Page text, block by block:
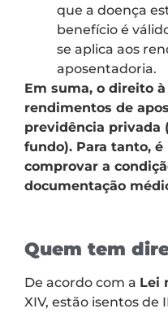
que a doença
benefício é
se aplica aos
aposentadoria.
Em suma, o direito
rendimentos de
previdência privada
fundo). Para tanto,
comprovar a
documentação
Quem tem
De acordo com a Lei
XIV, estão isentos de